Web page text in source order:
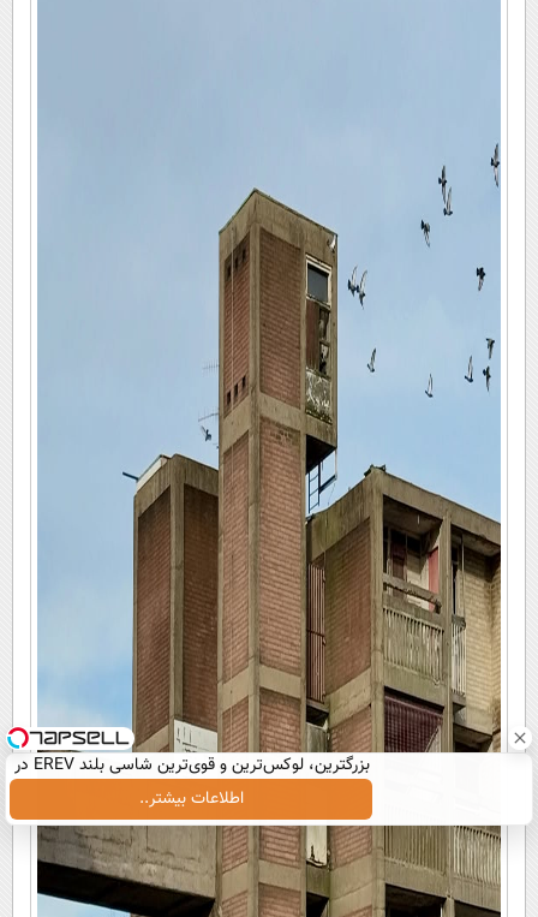
بزرگترین، لوکس‌ترین و قوی‌ترین شاسی بلند EREV در
در ایران رونمایی شد
اطلاعات بیشتر..